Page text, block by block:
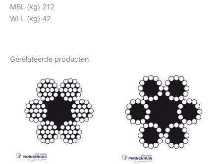
MBL (kg) 212
WLL (kg) 42
Gerelateerde producten